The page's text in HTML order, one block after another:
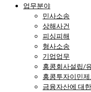
업무분야
민사소송
상해사건
피싱피해
형사소송
기업업무
홍콩회사설립/
홍콩투자이민제
금융자산에 대